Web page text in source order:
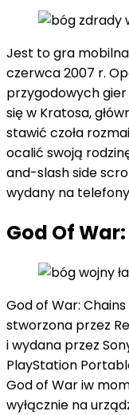
Jest to gra
czerwca 2007 r.
przygodowych
się w Kratosa,
stawić czoła
ocalić swoją
and-slash side
wydany na
God Of
God of War:
stworzona przez
i wydana przez
PlayStation
God of War iw
wyłącznie na